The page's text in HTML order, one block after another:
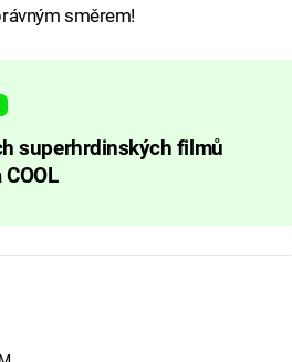
směrem!
superhrdinských filmů